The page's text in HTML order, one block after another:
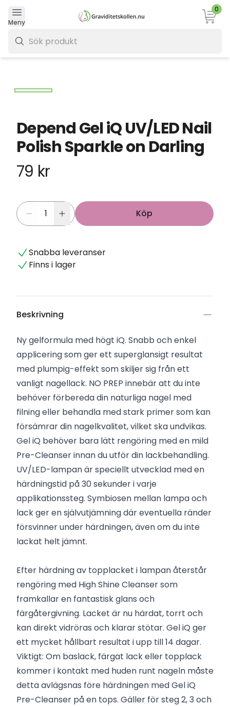
Meny
0
Depend Gel iQ UV/LED Nail
Polish Sparkle on Darling
79 kr
Köp
Snabba leveranser
Finns i lager
Beskrivning
Ny gelformula med högt iQ. Snabb och enkel
applicering som ger ett superglansigt resultat
med plumpig-effekt som skiljer sig från ett
vanligt nagellack. NO PREP innebär att du inte
behöver förbereda din naturliga nagel med
filning eller behandla med stark primer som kan
försämrar din nagelkvalitet, vilket ska undvikas.
Gel iQ behöver bara lätt rengöring med en mild
Pre-Cleanser innan du utför din lackbehandling.
UV/LED-lampan är speciellt utvecklad med en
härdningstid på 30 sekunder i varje
applikationssteg. Symbiosen mellan lampa och
lack ger en självutjämning där eventuella ränder
försvinner under härdningen, även om du inte
lackat helt jämnt.
Efter härdning av topplacket i lampan återstår
rengöring med High Shine Cleanser som
framkallar en fantastisk glans och
färgåtergivning. Lacket är nu härdat, torrt och
kan direkt vidröras och klarar stötar. Gel iQ ger
ett mycket hållbart resultat i upp till 14 dagar.
Viktigt: Om baslack, färgat lack eller topplack
kommer i kontakt med huden runt nageln måste
detta avlägsnas före härdningen med Gel iQ
Pre-Cleanser på en tops. Gäller för steg 2, 3 och